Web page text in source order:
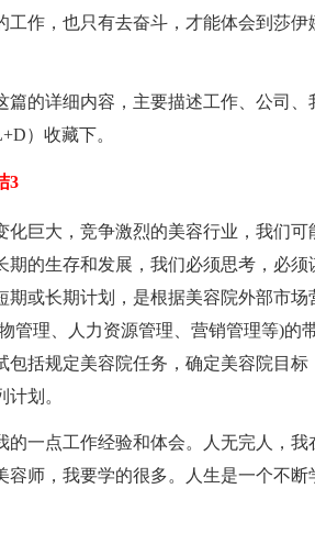
工作，也只有去奋斗，才能体会到莎
详细内容，主要描述工作、公司、
）收藏下。
3
大，竞争激烈的美容行业，我们可
期的生存和发展，我们必须思考，必
期或长期计划，是根据美容院外部市
管理、人力资源管理、营销管理等)的
包括规定美容院任务，确定美容院目
划。
点工作经验和体会。人无完人，我
容师，我要学的很多。人生是一个不